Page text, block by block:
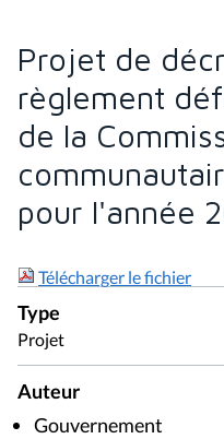
Projet de
règlement
de la
pour l'année
Télécharger le fichier
Type
Projet
Auteur
Gouvernement